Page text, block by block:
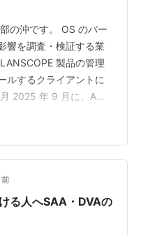
の沖です。 OS のバー
響を調査・検証する業
製品の管理
ルするクライアントに
2025 年 9 月に、AWS
強の目的としては クラ
ためのイメージを掴む
て長期的に取り組みま
験記とは異なり、学習
る人へSAA・DVAの